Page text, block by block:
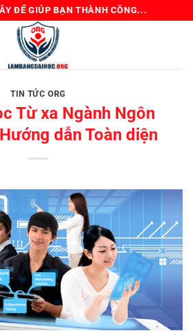
ĐỂ GIÚP BẠN THÀNH CÔNG...
TIN TỨC ORG
Từ xa Ngành Ngôn
dẫn Toàn diện